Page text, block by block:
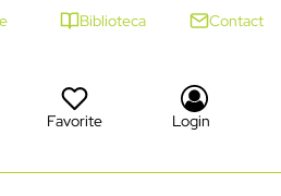
Biblioteca Contact
Favorite Login